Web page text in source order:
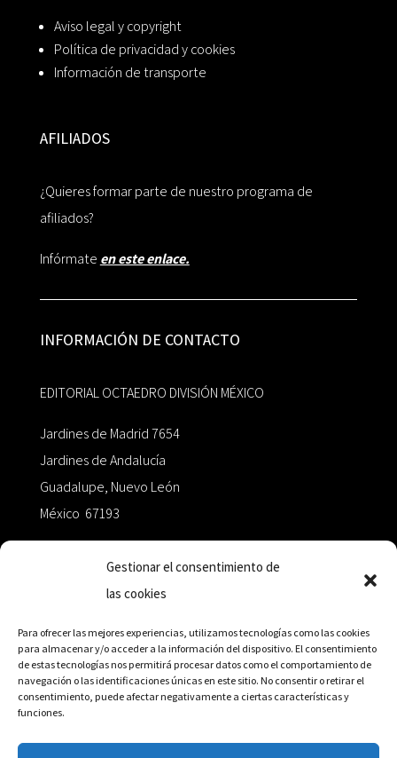
Gestionar el consentimiento de
las cookies
Para ofrecer las mejores experiencias, utilizamos tecnologías como las cookies
para almacenar y/o acceder a la información del dispositivo. El consentimiento
de estas tecnologías nos permitirá procesar datos como el comportamiento de
navegación o las identificaciones únicas en este sitio. No consentir o retirar el
consentimiento, puede afectar negativamente a ciertas características y
funciones.
Aviso legal y copyright
Política de privacidad y cookies
Información de transporte
AFILIADOS
¿Quieres formar parte de nuestro programa de
afiliados?
Infórmate en este enlace.
INFORMACIÓN DE CONTACTO
EDITORIAL OCTAEDRO DIVISIÓN MÉXICO
Jardines de Madrid 7654
Jardines de Andalucía
Guadalupe, Nuevo León
México 67193
+52 811.499.5638
RED DE DISTRIBUCIÓN
Distribuidores en México y Octaedro internacional